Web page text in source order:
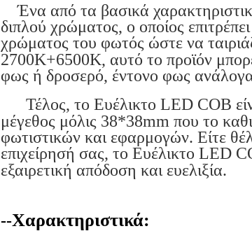
Ένα από τα βασικά
διπλού χρώματος, ο οποίος
χρώματος του φωτός ώστε να
2700K+6500K, αυτό το προϊόν
φως ή δροσερό, έντονο φως
Τέλος, το Ευέλικτο LED COB
μέγεθος μόλις 38*38mm που το
φωτιστικών και εφαρμογών. Είτε
επιχείρησή σας, το Ευέλικτο LED
εξαιρετική απόδοση και ευελιξία.
--Χαρακτηριστικά: